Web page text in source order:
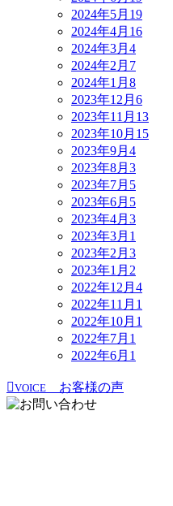
2024年5月 19
2024年4月 16
2024年3月 4
2024年2月 7
2024年1月 8
2023年12月 6
2023年11月 13
2023年10月 15
2023年9月 4
2023年8月 3
2023年7月 5
2023年6月 5
2023年4月 3
2023年3月 1
2023年2月 3
2023年1月 2
2022年12月 4
2022年11月 1
2022年10月 1
2022年7月 1
2022年6月 1
VOICE お客様の声